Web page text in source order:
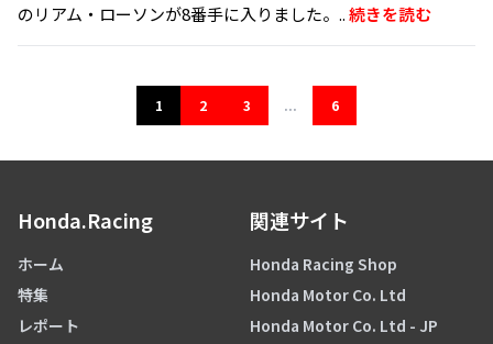
のリアム・ローソンが8番手に入りました。..続きを読む
1 2 3 ... 6
Honda.Racing
ホーム
特集
レポート
関連サイト
Honda Racing Shop
Honda Motor Co. Ltd
Honda Motor Co. Ltd - JP